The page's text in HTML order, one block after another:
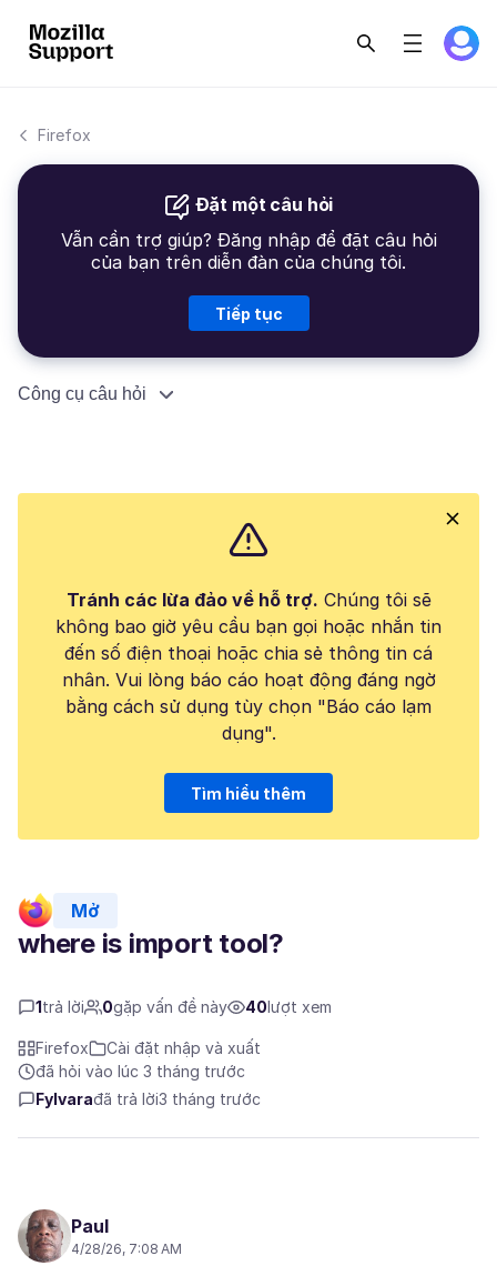
Firefox
Đặt một câu hỏi
Vẫn cần trợ giúp? Đăng nhập để đặt câu hỏi
của bạn trên diễn đàn của chúng tôi.
Tiếp tục
Công cụ câu hỏi
Tránh các lừa đảo về hỗ trợ. Chúng tôi sẽ
không bao giờ yêu cầu bạn gọi hoặc nhắn tin
đến số điện thoại hoặc chia sẻ thông tin cá
nhân. Vui lòng báo cáo hoạt động đáng ngờ
bằng cách sử dụng tùy chọn "Báo cáo lạm
dụng".
Tìm hiểu thêm
Mở
where is import tool?
1trả lời 0gặp vấn đề này 40lượt xem
Firefox
Cài đặt nhập và xuất
đã hỏi vào lúc 3 tháng trước
Fylvarađã trả lời3 tháng trước
Paul
4/28/26, 7:08 AM